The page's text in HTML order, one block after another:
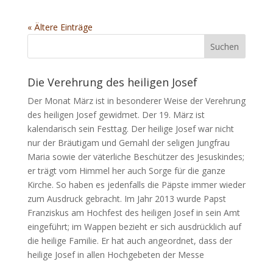
« Ältere Einträge
Die Verehrung des heiligen Josef
Der Monat März ist in besonderer Weise der Verehrung
des heiligen Josef gewidmet. Der 19. März ist
kalendarisch sein Festtag. Der heilige Josef war nicht
nur der Bräutigam und Gemahl der seligen Jungfrau
Maria sowie der väterliche Beschützer des Jesuskindes;
er trägt vom Himmel her auch Sorge für die ganze
Kirche. So haben es jedenfalls die Päpste immer wieder
zum Ausdruck gebracht. Im Jahr 2013 wurde Papst
Franziskus am Hochfest des heiligen Josef in sein Amt
eingeführt; im Wappen bezieht er sich ausdrücklich auf
die heilige Familie. Er hat auch angeordnet, dass der
heilige Josef in allen Hochgebeten der Messe